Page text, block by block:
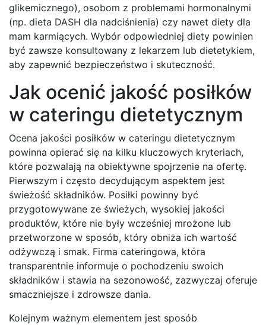
glikemicznego), osobom z problemami hormonalnymi
(np. dieta DASH dla nadciśnienia) czy nawet diety dla
mam karmiących. Wybór odpowiedniej diety powinien
być zawsze konsultowany z lekarzem lub dietetykiem,
aby zapewnić bezpieczeństwo i skuteczność.
Jak ocenić jakość posiłków
w cateringu dietetycznym
Ocena jakości posiłków w cateringu dietetycznym
powinna opierać się na kilku kluczowych kryteriach,
które pozwalają na obiektywne spojrzenie na ofertę.
Pierwszym i często decydującym aspektem jest
świeżość składników. Posiłki powinny być
przygotowywane ze świeżych, wysokiej jakości
produktów, które nie były wcześniej mrożone lub
przetworzone w sposób, który obniża ich wartość
odżywczą i smak. Firma cateringowa, która
transparentnie informuje o pochodzeniu swoich
składników i stawia na sezonowość, zazwyczaj oferuje
smaczniejsze i zdrowsze dania.
Kolejnym ważnym elementem jest sposób